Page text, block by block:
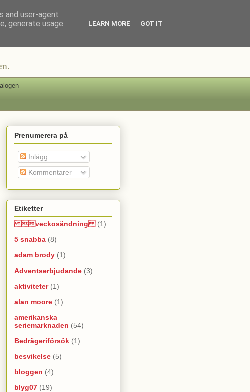
Prenumerera på
Inlägg
Kommentarer
Etiketter
veckosändning (1)
5 snabba (8)
adam brody (1)
Adventserbjudande (3)
aktiviteter (1)
alan moore (1)
amerikanska
seriemarknaden (54)
Bedrägeriförsök (1)
besvikelse (5)
bloggen (4)
blyg07 (19)
and user-agent
generate usage
LEARN MORE GOT IT